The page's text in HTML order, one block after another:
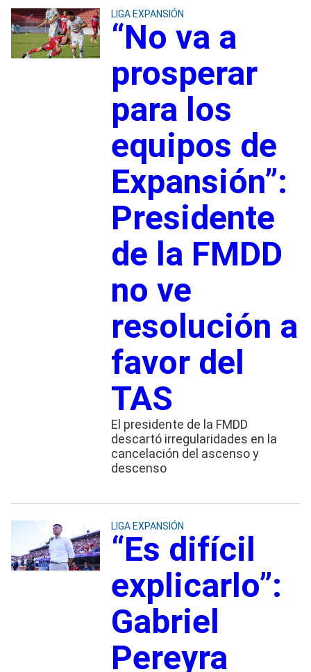
LIGA EXPANSIÓN
“No va a
prosperar
para los
equipos de
Expansión”:
Presidente
de la FMDD
no ve
resolución a
favor del
TAS
El presidente de la FMDD
descartó irregularidades en la
cancelación del ascenso y
descenso
LIGA EXPANSIÓN
“Es difícil
explicarlo”:
Gabriel
Pereyra